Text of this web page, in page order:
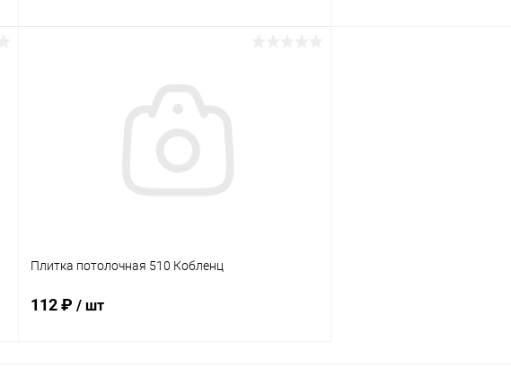
Плитка потолочная 510 Кобленц
112 ₽ / шт